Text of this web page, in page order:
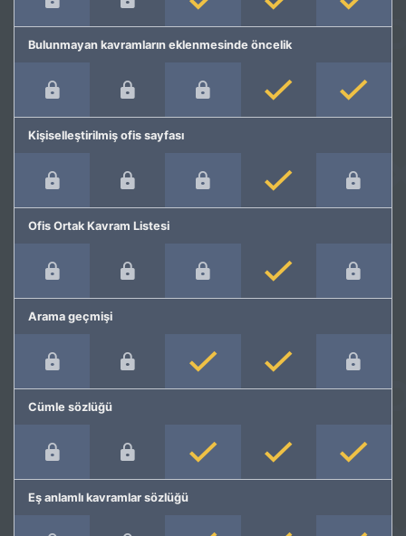
Bulunmayan kavramların eklenmesinde öncelik
Kişiselleştirilmiş ofis sayfası
Ofis Ortak Kavram Listesi
Arama geçmişi
Cümle sözlüğü
Eş anlamlı kavramlar sözlüğü